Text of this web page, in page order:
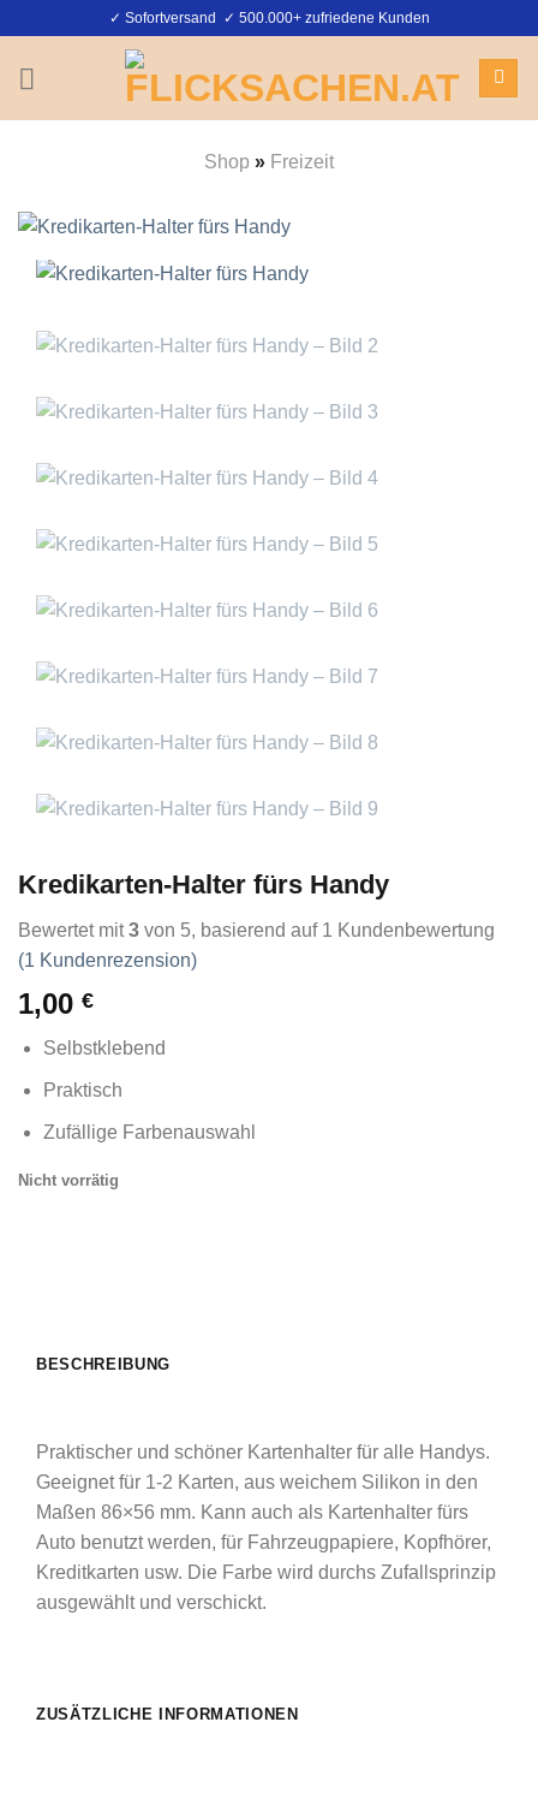
springen
✓ Sofortversand ✓ 500.000+ zufriedene Kunden
Shop » Freizeit
Kredikarten-Halter fürs Handy
Bewertet mit3 von 5, basierend auf 1 Kundenbewertung
(1 Kundenrezension)
1,00 €
Selbstklebend
Praktisch
Zufällige Farbenauswahl
Nicht vorrätig
BESCHREIBUNG
Praktischer und schöner Kartenhalter für alle Handys.
Geeignet für 1-2 Karten, aus weichem Silikon in den
Maßen 86×56 mm. Kann auch als Kartenhalter fürs
Auto benutzt werden, für Fahrzeugpapiere, Kopfhörer,
Kreditkarten usw. Die Farbe wird durchs Zufallsprinzip
ausgewählt und verschickt.
ZUSÄTZLICHE INFORMATIONEN